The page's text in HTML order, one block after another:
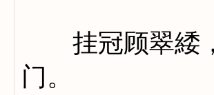
挂冠顾翠緌，
门。